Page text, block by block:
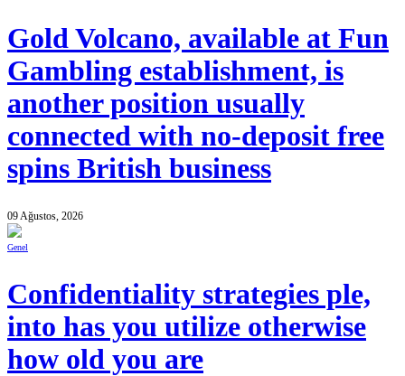
Gold Volcano, available at Fun
Gambling establishment, is
another position usually
connected with no-deposit free
spins British business
09 Ağustos, 2026
Genel
Confidentiality strategies ple,
into has you utilize otherwise
how old you are